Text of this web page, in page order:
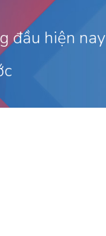
đầu hiện nay